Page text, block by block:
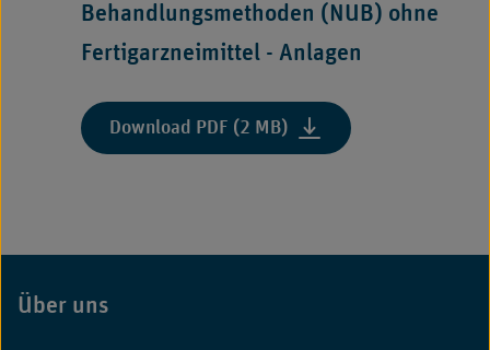
Behandlungsmethoden (NUB) ohne
Fertigarzneimittel - Anlagen
Download PDF (2 MB):
und
Fußbereich
Über uns